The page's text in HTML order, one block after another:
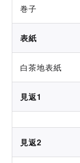
巻子
表紙
白茶地表紙
見返1
見返2